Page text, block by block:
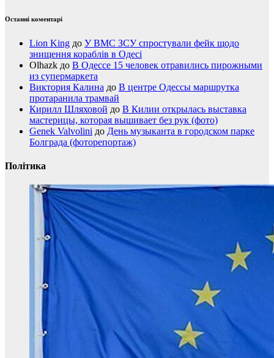
Останні коментарі
Lion King до У ВМС ЗСУ спростували фейк щодо
знищення кораблів в Одесі
Olhazk до В Одессе 15 человек отравились пирожными
из супермаркета
Виктория Калина до В центре Одессы маршрутка
протаранила трамвай
Кирилл Шляховой до В Килии открылась выставка
мастерицы, которая вышивает без рук (фото)
Genek Valvolini до День музыканта в городском парке
Болграда (фоторепортаж)
Політика